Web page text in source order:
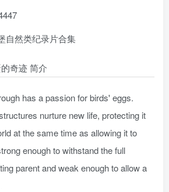
自然类纪录片合集
奇迹 简介
has a passion for birds' eggs.
nurture new life, protecting it
at the same time as allowing it to
enough to withstand the full
parent and weak enough to allow a